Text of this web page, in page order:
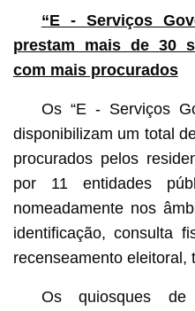
“E - Serviços
prestam mais de 30
com mais procurados
Os “E - Serviços
disponibilizam um total
procurados pelos
por 11 entidades
nomeadamente nos
identificação, consulta
recenseamento eleitoral,
Os quiosques de